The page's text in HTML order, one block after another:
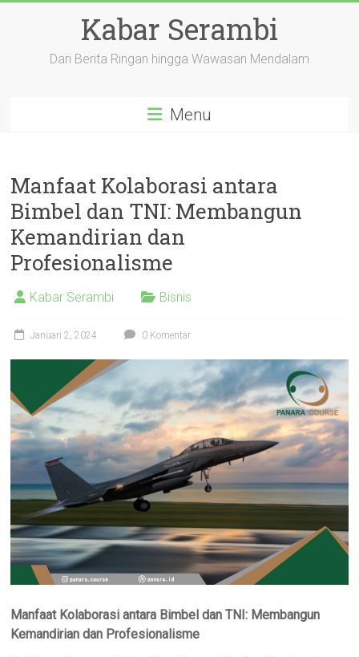
Kabar Serambi
Dari Berita Ringan hingga Wawasan Mendalam
Menu
Manfaat Kolaborasi antara
Bimbel dan TNI: Membangun
Kemandirian dan
Profesionalisme
Kabar Serambi Bisnis
Januari 2, 2024 0 Komentar
Manfaat Kolaborasi antara Bimbel dan TNI: Membangun
Kemandirian dan Profesionalisme